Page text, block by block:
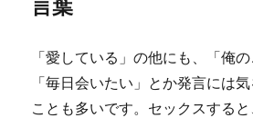
言葉
「愛している」の他にも、「俺
「毎日会いたい」とか発言には
ことも多いです。セックスする